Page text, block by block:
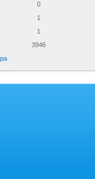
0
1
1
3946